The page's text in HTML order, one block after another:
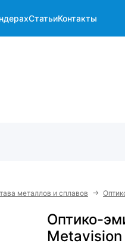
СтатьиКонтакты
металлов и сплавов →
Оптико-